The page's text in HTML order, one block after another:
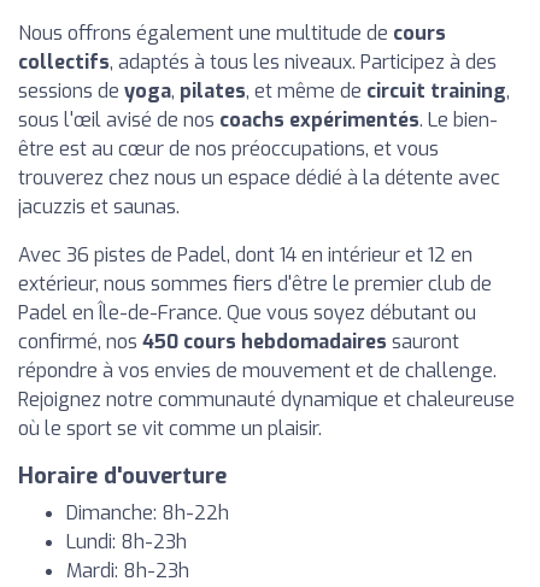
Nous offrons également une multitude de cours
collectifs, adaptés à tous les niveaux. Participez à des
sessions de yoga, pilates, et même de circuit training,
sous l'œil avisé de nos coachs expérimentés. Le bien-
être est au cœur de nos préoccupations, et vous
trouverez chez nous un espace dédié à la détente avec
jacuzzis et saunas.
Avec 36 pistes de Padel, dont 14 en intérieur et 12 en
extérieur, nous sommes fiers d'être le premier club de
Padel en Île-de-France. Que vous soyez débutant ou
confirmé, nos 450 cours hebdomadaires sauront
répondre à vos envies de mouvement et de challenge.
Rejoignez notre communauté dynamique et chaleureuse
où le sport se vit comme un plaisir.
Horaire d'ouverture
Dimanche: 8h-22h
Lundi: 8h-23h
Mardi: 8h-23h